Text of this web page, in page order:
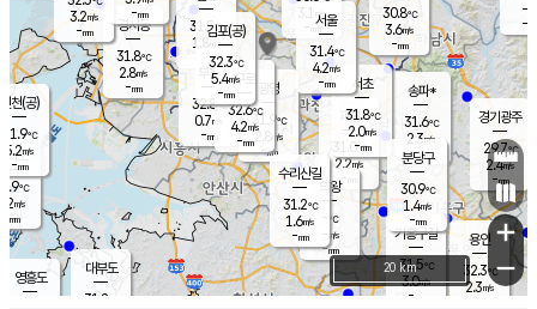
의도
℃
m/s
mm
영흥도
과천
31.0℃
2.2m/s
- mm
용인
32.3℃
2.3m/s
경기광주
29.7℃
2.4m/s
-mm
대부도
31.8
경서동
31.8℃
2.8m/s
-mm
3.2m/s
-mm
-m/
-
의왕
- ℃
-m/s
-mm
31.5℃
1.8 m/s
mm
광명
31.9 ℃
2.8 m/s
-mm
부천
32.8℃
0.7m/s
-mm
-mm
구로
32.6℃
4.2m/s
-mm
3.1 m/s
- mm
30.8℃
3.6m/s
-mm
송파*
31.6℃
2.3m/s
-mm
서초
31.8℃
2.0m/s
-mm
기흥구갈
31.5℃
3.0m/s
-
수리산길
31.2℃
1.6m/s
-mm
분당구
30.9℃
1.4m/s
-mm
인천(공)
31.9℃
5.2m/s
-mm
김포(공)
32.3℃
5.4m/s
-mm
서울
31.4℃
4.2m/s
-mm
+
−
20 km